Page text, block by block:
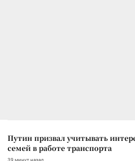
Путин призвал учитывать
семей в работе транспорта
39 минут назад